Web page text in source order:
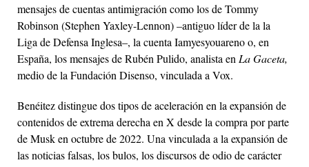
mensajes de cuentas antimigración como los de Tommy
Robinson (Stephen Yaxley-Lennon) –antiguo líder de la la
Liga de Defensa Inglesa–, la cuenta Iamyesyouareno o, en
España, los mensajes de Rubén Pulido, analista en La Gaceta,
medio de la Fundación Disenso, vinculada a Vox.
Benéitez distingue dos tipos de aceleración en la expansión de
contenidos de extrema derecha en X desde la compra por parte
de Musk en octubre de 2022. Una vinculada a la expansión de
las noticias falsas, los bulos, los discursos de odio de carácter